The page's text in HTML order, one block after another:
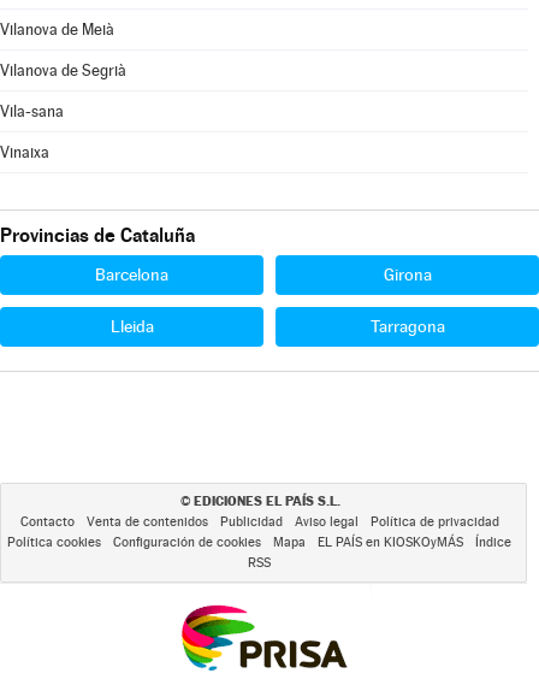
Vilanova de Meià
Vilanova de Segrià
Vila-sana
Vinaixa
Provincias de Cataluña
Barcelona Girona
Lleida Tarragona
© EDICIONES EL PAÍS S.L.
Contacto Venta de contenidos Publicidad Aviso legal
Política de privacidad
Política cookies
Configuración de cookies Mapa EL PAÍS en KIOSKOyMÁS
Índice
RSS